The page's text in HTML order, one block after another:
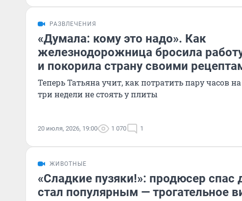
РАЗВЛЕЧЕНИЯ
«Думала: кому это надо». Как
железнодорожница бросила
и покорила страну своими
Теперь Татьяна учит, как потратить пару часов
три недели не стоять у плиты
20 июля, 2026, 19:00 1 070 1
ЖИВОТНЫЕ
«Сладкие пузяки!»: продюсер спас
стал популярным — трогательное